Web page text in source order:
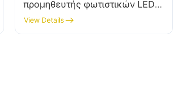
προμηθευτής φωτιστικών LED
υψηλής ευκρίνειας για
εσωτερικό φωτισμό σε
View Details